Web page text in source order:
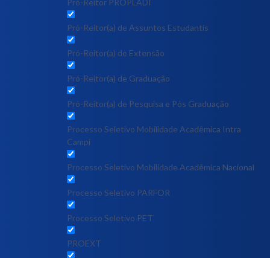
Pró-Reitor PROPLADI
Pró-Reitor(a) de Assuntos Estudantis
Pró-Reitor(a) de Extensão
Pró-Reitor(a) de Graduação
Pró-Reitor(a) de Pesquisa e Pós Graduação
Processo Seletivo Mobilidade Acadêmica Intra
Campi
Processo Seletivo Mobilidade Acadêmica Nacional
Processo Seletivo PARFOR
Processo Seletivo PET
PROEXT